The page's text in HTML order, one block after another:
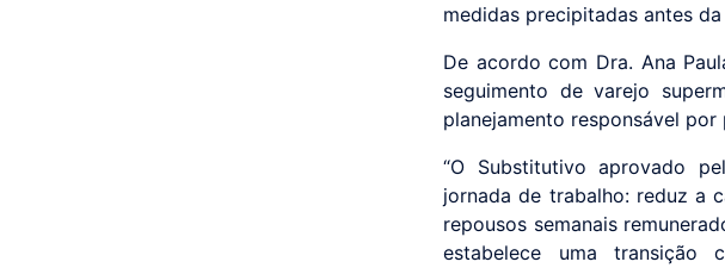
medidas precipitadas antes
De acordo com Dra. Ana
seguimento de varejo
planejamento responsável por
“O Substitutivo aprovado
jornada de trabalho: reduz a
repousos semanais
estabelece uma transição